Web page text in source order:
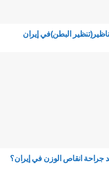
البطن)في إيران
جراحة انقاص الوزن في إيران؟